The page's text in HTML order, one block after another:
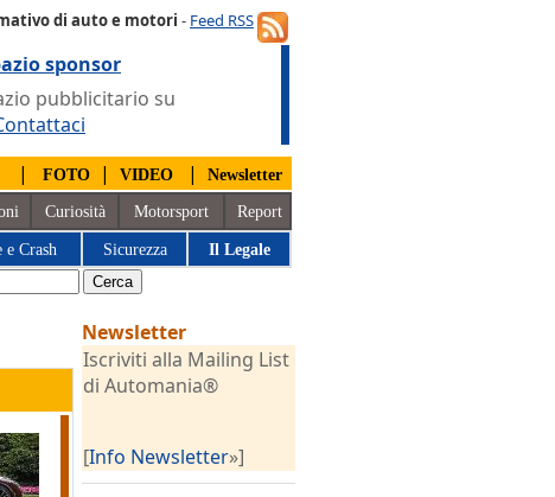
di auto e motori - Feed RSS
sponsor
pubblicitario su
| FOTO | VIDEO | Newsletter
Curiosità Motorsport Report
e Crash Sicurezza Il Legale
Newsletter
Iscriviti alla Mailing List
di Automania®
[Info Newsletter»]